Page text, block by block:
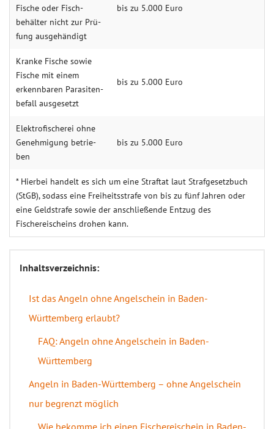
Fische oder Fisch­
behälter nicht zur Prü­
fung aus­ge­händigt
bis zu 5.000 Euro
Kran­ke Fische sowie
Fische mit ein­em
erkenn­baren Para­siten­
befall aus­gesetzt
bis zu 5.000 Euro
Elektro­fischerei ohne
Ge­nehm­igung betrie­
ben
bis zu 5.000 Euro
* Hierbei handelt es sich um eine Straftat laut Strafgesetzbuch
(StGB), sodass eine Freiheitsstrafe von bis zu fünf Jahren oder
eine Geldstrafe sowie der anschließende Entzug des
Fischereischeins drohen kann.
Inhaltsverzeichnis:
Ist das Angeln ohne Angelschein in Baden-
Württemberg erlaubt?
FAQ: Angeln ohne Angelschein in Baden-
Württemberg
Angeln in Baden-Württemberg – ohne Angelschein
nur begrenzt möglich
Wie bekomme ich einen Fischereischein in Baden-